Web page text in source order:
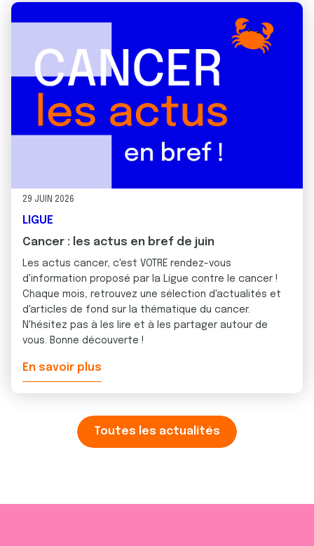
29 JUIN 2026
LIGUE
Cancer : les actus en bref de juin
Les actus cancer, c'est VOTRE rendez-vous
d'information proposé par la Ligue contre le cancer !
Chaque mois, retrouvez une sélection d'actualités et
d'articles de fond sur la thématique du cancer.
N'hésitez pas à les lire et à les partager autour de
vous. Bonne découverte !
En savoir plus
Toutes les actualités